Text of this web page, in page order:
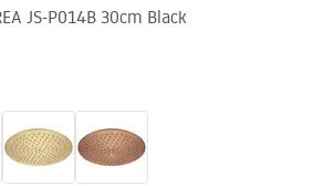
JS-P014B 30cm Black